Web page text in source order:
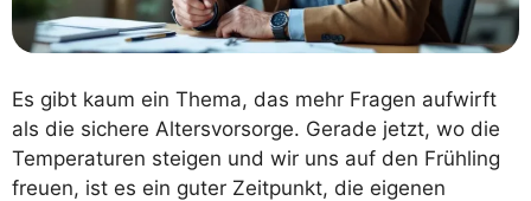
Es gibt kaum ein Thema, das mehr Fragen aufwirft
als die sichere Altersvorsorge. Gerade jetzt, wo die
Temperaturen steigen und wir uns auf den Frühling
freuen, ist es ein guter Zeitpunkt, die eigenen